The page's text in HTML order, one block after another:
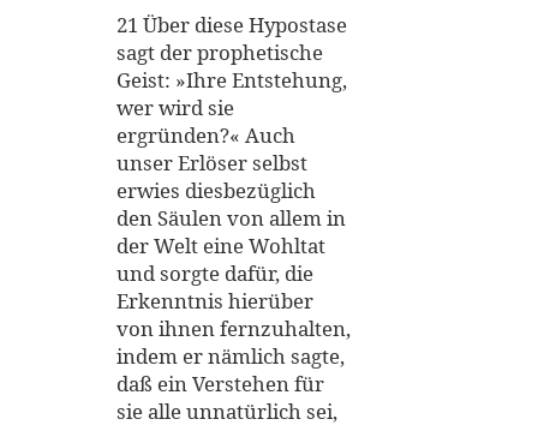
21 Über diese Hypostase
sagt der prophetische
Geist: »Ihre Entstehung,
wer wird sie
ergründen?« Auch
unser Erlöser selbst
erwies diesbezüglich
den Säulen von allem in
der Welt eine Wohltat
und sorgte dafür, die
Erkenntnis hierüber
von ihnen fernzuhalten,
indem er nämlich sagte,
daß ein Verstehen für
sie alle unnatürlich sei,